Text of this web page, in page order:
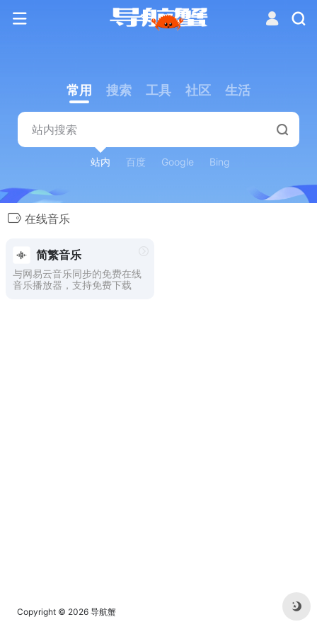
常用 搜索 工具 社区 生活
站内 百度 Google Bing
在线音乐
简繁音乐
与网易云音乐同步的免费在线
音乐播放器，支持免费下载
Copyright © 2026 导航蟹